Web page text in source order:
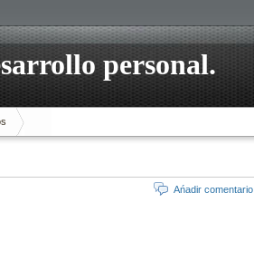
personal.
Ańadir comentario